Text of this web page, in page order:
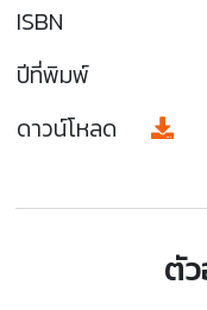
ISBN
ปีที่พิมพ์
ดาวน์โหลด
ตั